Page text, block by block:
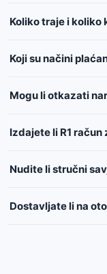
Koliko traje i koliko
Koji su načini
Mogu li otkazati
Izdajete li R1
Nudite li stručni
Dostavljate li na